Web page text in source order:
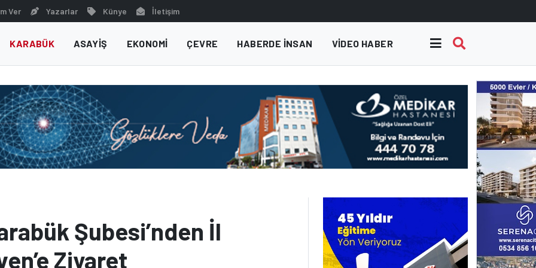
Ver Yazarlar Künye İletişim
KARABÜK ASAYIŞ EKONOMI ÇEVRE HABERDE INSAN VIDEO HABER
Şubesi’nden İl
Ziyaret